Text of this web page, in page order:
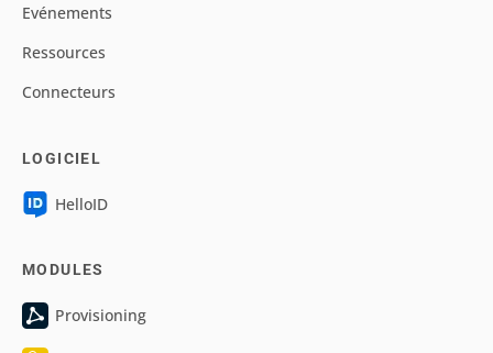
Evénements
Ressources
Connecteurs
LOGICIEL
HelloID
MODULES
Provisioning